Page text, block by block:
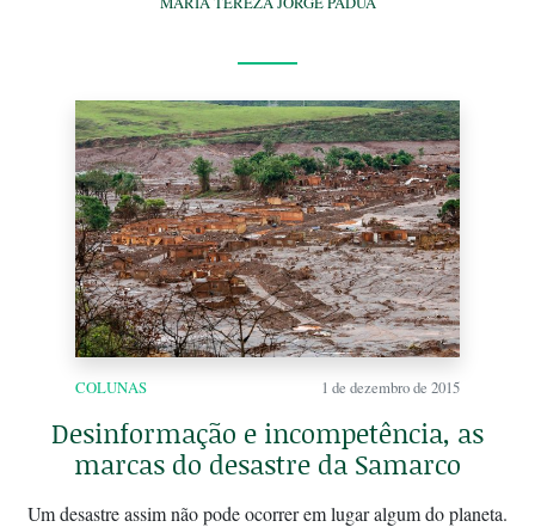
COLUNAS 1 de dezembro de 2015
Desinformação e incompetência, as
marcas do desastre da Samarco
Um desastre assim não pode ocorrer em lugar algum do planeta.